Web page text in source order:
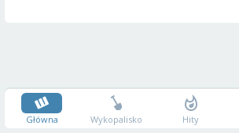
Główna Wykopalisko Hity